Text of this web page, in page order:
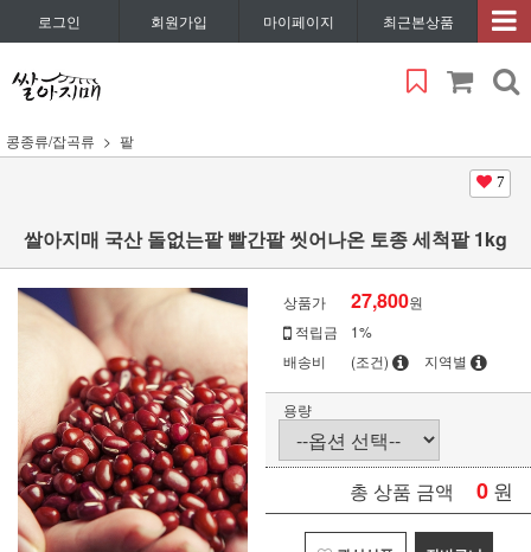
로그인 회원가입 마이페이지 최근본상품
콩종류/잡곡류 팥
7
쌀아지매 국산 돌없는팥 빨간팥 씻어나온 토종 세척팥 1kg
상품가 27,800원
적립금
1%
배송비
(조건) 지역별
용량
총 상품 금액 0 원